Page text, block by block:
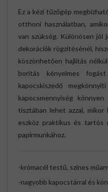
Ez a kézi tűzőgép
otthoni használatban,
van szükség. Különösen jól
dekorációk rögzítésénél,
köszönhetően hajlítás
borítás kényelmes
kapocskiszedő
kapocsmennyiség
tisztában lehet azzal,
eszköz praktikus és tartós
papírmunkához.
-krómacél testű, színes
-nagyobb kapocstárral és